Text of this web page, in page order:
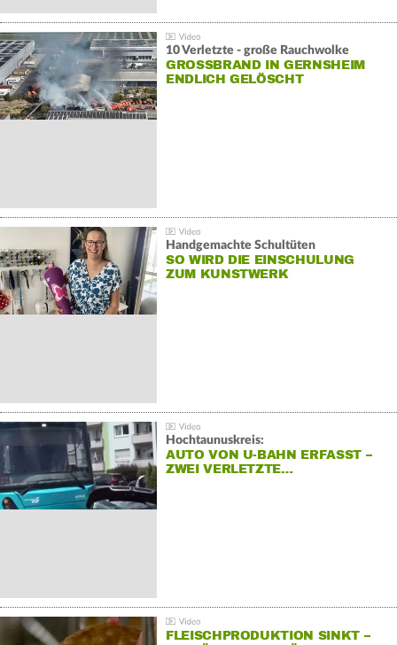
10 Verletzte - große Rauchwolke
GROSSBRAND IN GERNSHEIM E
NDLICH GELÖSCHT
Handgemachte Schultüten
SO WIRD DIE EINSCHULUNG
ZUM KUNSTWERK
Hochtaunuskreis:
AUTO VON U-BAHN ERFASST –
ZWEI VERLETZTE…
FLEISCHPRODUKTION SINKT –